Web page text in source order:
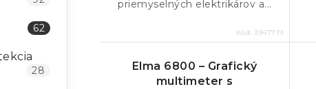
62
28
priemyselných elektrikárov a...
Kód:3947719
Elma 6800 – Grafický
multimeter s